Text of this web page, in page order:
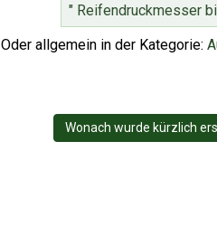
" Reifendruckmesser
Oder allgemein in der Kategorie:
Wonach wurde kürzlich